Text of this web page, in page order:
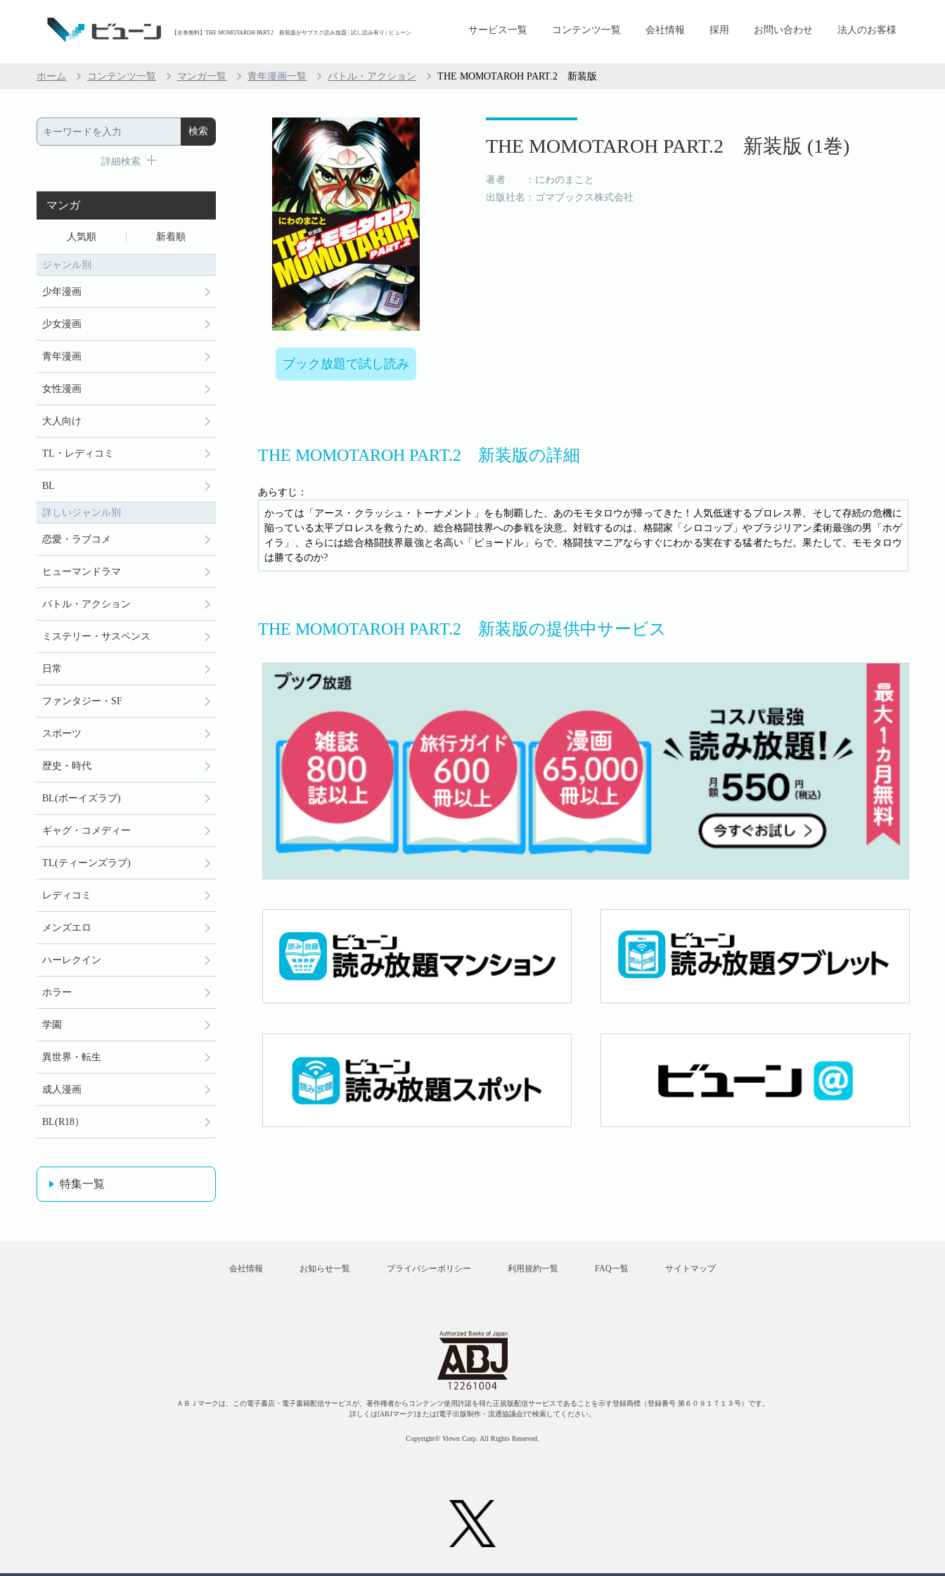
【全巻無料】THE MOMOTAROH PART.2 新装版がサブスク読み放題 | 試し読み有り | ビューン サービス一覧 コンテンツ一覧 会社情報 採用 お問い合わせ 法人のお客様
ホーム コンテンツ一覧 マンガ一覧 青年漫画一覧 バトル・アクション THE MOMOTAROH PART.2 新装版
ブック放題で試し読み
THE MOMOTAROH PART.2 新装版 (1巻)
著者 ：にわのまこと
出版社名：ゴマブックス株式会社
THE MOMOTAROH PART.2 新装版の詳細
あらすじ：
かっては「アース・クラッシュ・トーナメント」をも制覇した、あのモモタロウが帰ってきた！人気低迷するプロレス界、そして存続の危機に
陥っている太平プロレスを救うため、総合格闘技界への参戦を決意。対戦するのは、格闘家「シロコップ」やブラジリアン柔術最強の男「ホゲ
イラ」、さらには総合格闘技界最強と名高い「ピョードル」らで、格闘技マニアならすぐにわかる実在する猛者たちだ。果たして、モモタロウ
は勝てるのか?
THE MOMOTAROH PART.2 新装版の提供中サービス
詳細検索
マンガ
人気順 新着順
ジャンル別
少年漫画
少女漫画
青年漫画
女性漫画
大人向け
TL・レディコミ
BL
詳しいジャンル別
恋愛・ラブコメ
ヒューマンドラマ
バトル・アクション
ミステリー・サスペンス
日常
ファンタジー・SF
スポーツ
歴史・時代
BL(ボーイズラブ)
ギャグ・コメディー
TL(ティーンズラブ)
レディコミ
メンズエロ
ハーレクイン
ホラー
学園
異世界・転生
成人漫画
BL(R18）
特集一覧
会社情報 お知らせ一覧 プライバシーポリシー 利用規約一覧 FAQ一覧 サイトマップ
ＡＢＪマークは、この電子書店・電子書籍配信サービスが、著作権者からコンテンツ使用許諾を得た正規版配信サービスであることを示す登録商標（登録番号 第６０９１７１３号）です。
詳しくは[ABJマーク]または[電子出版制作・流通協議会]で検索してください。
Copyright© Viewn Corp. All Rights Reserved.